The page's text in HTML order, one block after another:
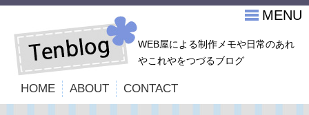
MENU
WEB屋による制作メモや日常のあれ
やこれやをつづるブログ
HOME ABOUT CONTACT